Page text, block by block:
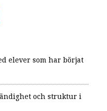
elever som har börjat
och struktur i